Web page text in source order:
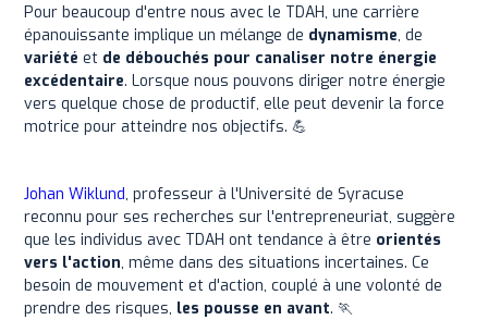
Pour beaucoup d'entre nous avec le TDAH, une carrière
épanouissante implique un mélange de dynamisme, de
variétéet de débouchés pour canaliser notre énergie
excédentaire. Lorsque nous pouvons diriger notre énergie
vers quelque chose de productif, elle peut devenir la force
motrice pour atteindre nos objectifs. 💪
Johan Wiklund, professeur à l'Université de Syracuse
reconnu pour ses recherches sur l'entrepreneuriat, suggère
que les individus avec TDAH ont tendance à être orientés
vers l'action, même dans des situations incertaines. Ce
besoin de mouvement et d'action, couplé à une volonté de
prendre des risques, les pousse en avant. 🏃